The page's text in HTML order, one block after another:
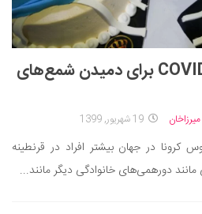
محافظ کیک ضد COVID-19 برای دمیدن شمع‌های
میرزاخان 19 شهریور, 1399
کرونا در جهان بیشتر افراد در قرنطینه
دورهمی‌های خانوادگی دیگر مانند...